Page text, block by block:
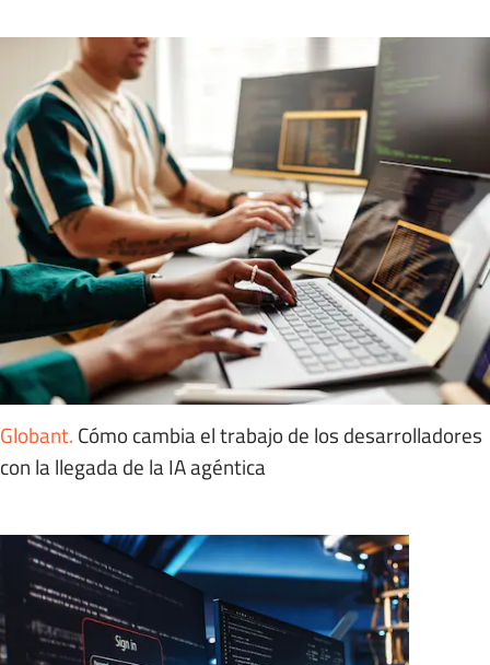
Globant. Cómo cambia el trabajo de los desarrolladores
con la llegada de la IA agéntica